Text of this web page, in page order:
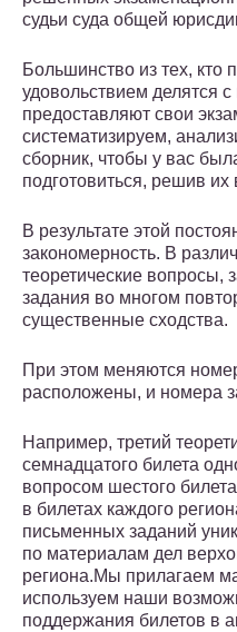
судьи суда общей
Большинство из тех, кто
удовольствием делятся
предоставляют свои
систематизируем,
сборник, чтобы у вас
подготовиться, решив их
В результате этой
закономерность. В
теоретические вопросы,
задания во многом
существенные сходства.
При этом меняются
расположены, и номера
Например, третий
семнадцатого билета
вопросом шестого
в билетах каждого
письменных заданий
по материалам дел
региона.Мы прилагаем
используем наши
поддержания билетов в